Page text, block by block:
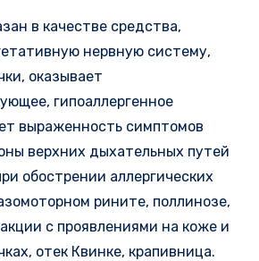
в качестве средства,
нервную систему,
оказывает
гипоаллергенное
выраженность симптомов
верхних дыхательных путей
обострении аллергических
рините, поллинозе,
с проявлениями на коже и
отек Квинке, крапивница.